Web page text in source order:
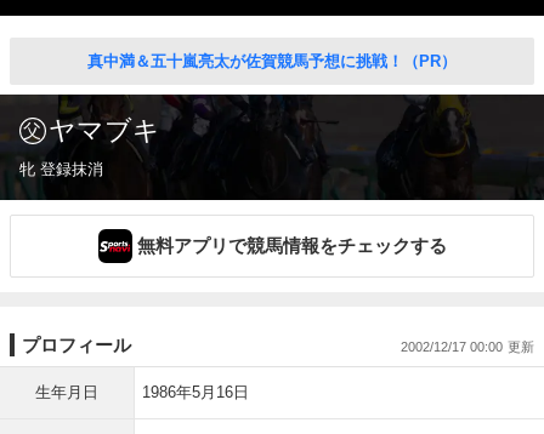
真中満＆五十嵐亮太が佐賀競馬予想に挑戦！（PR）
ヤマブキ
牝 登録抹消
無料アプリで競馬情報をチェックする
プロフィール 2002/12/17 00:00
生年月日 1986年5月16日